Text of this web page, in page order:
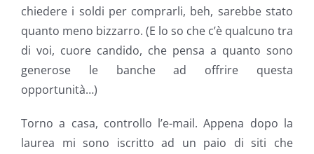
chiedere i soldi per comprarli, beh, sarebbe stato
quanto meno bizzarro. (E lo so che c’è qualcuno tra
di voi, cuore candido, che pensa a quanto sono
generose le banche ad offrire questa
opportunità…)
Torno a casa, controllo l’e-mail. Appena dopo la
laurea mi sono iscritto ad un paio di siti che